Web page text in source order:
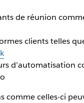
de réunion
clients telles
d’automatisation
comme celles-ci